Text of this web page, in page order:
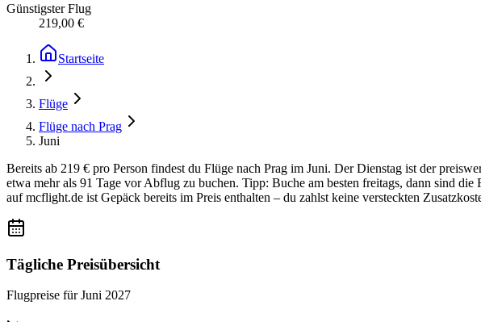
Günstigster Flug
219,00 €
Startseite
Flüge
Flüge nach Prag
Juni
Bereits ab 219 € pro Person findest du Flüge nach Prag im Juni. Der Dienstag ist der
etwa mehr als 91 Tage vor Abflug zu buchen. Tipp: Buche am besten freitags, dann sind
auf mcflight.de ist Gepäck bereits im Preis enthalten – du zahlst keine versteckten
Tägliche Preisübersicht
Flugpreise fürJuni 2027